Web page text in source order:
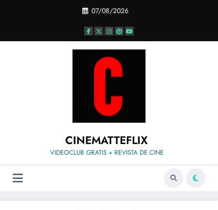
07/08/2026
CINEMATTEFLIX
VIDEOCLUB GRATIS + REVISTA DE CINE